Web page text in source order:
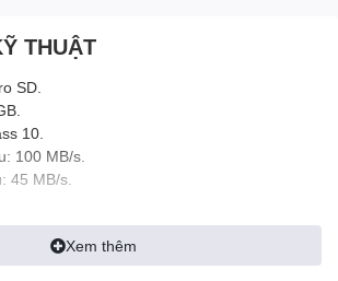
THUẬT
SD.
10.
100 MB/s.
45 MB/s.
Xem thêm